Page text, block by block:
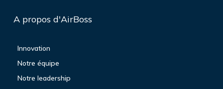
A propos d'AirBoss
Innovation
Notre équipe
Notre leadership